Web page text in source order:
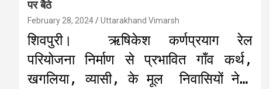
पर बैठे
February 28, 2024 Uttarakhand Vimarsh
शिवपुरी। ऋषिकेश कर्णप्रयाग रेल
परियोजना निर्माण से प्रभावित गाँव कर्थ,
खगलिया, व्यासी, के मूल निवासियों ने…